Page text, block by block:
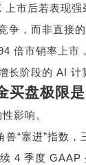
上市后若表现
争，而非直接
倍市销率上市
长阶段的 AI 计
买盘极限
影响。
兽“塞进”指数，
4 季度 GAAP